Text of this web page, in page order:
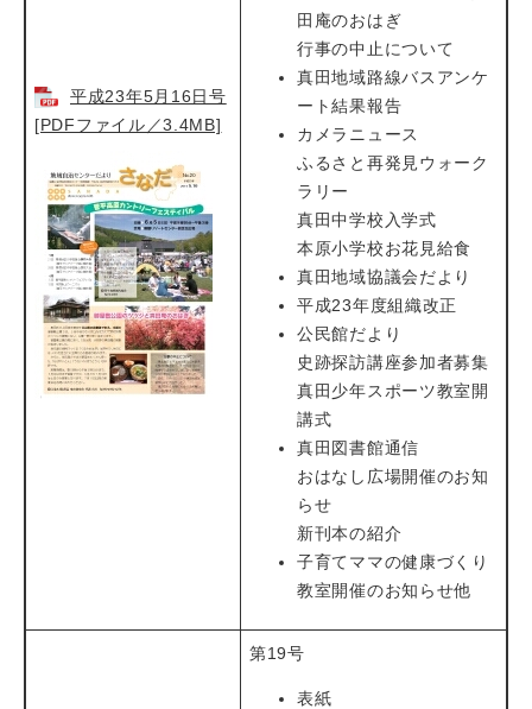
平成23年5月16日号
[PDFファイル／3.4MB]
田庵のおはぎ
行事の中止について
真田地域路線バスアンケ
ート結果報告
カメラニュース
ふるさと再発見ウォーク
ラリー
真田中学校入学式
本原小学校お花見給食
真田地域協議会だより
平成23年度組織改正
公民館だより
史跡探訪講座参加者募集
真田少年スポーツ教室開
講式
真田図書館通信
おはなし広場開催のお知
らせ
新刊本の紹介
子育てママの健康づくり
教室開催のお知らせ他
第19号
表紙